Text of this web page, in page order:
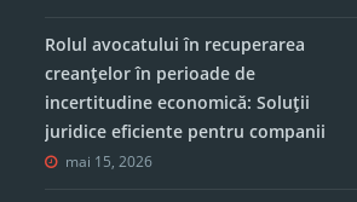
Rolul avocatului în recuperarea
creanțelor în perioade de
incertitudine economică: Soluții
juridice eficiente pentru companii
mai 15, 2026